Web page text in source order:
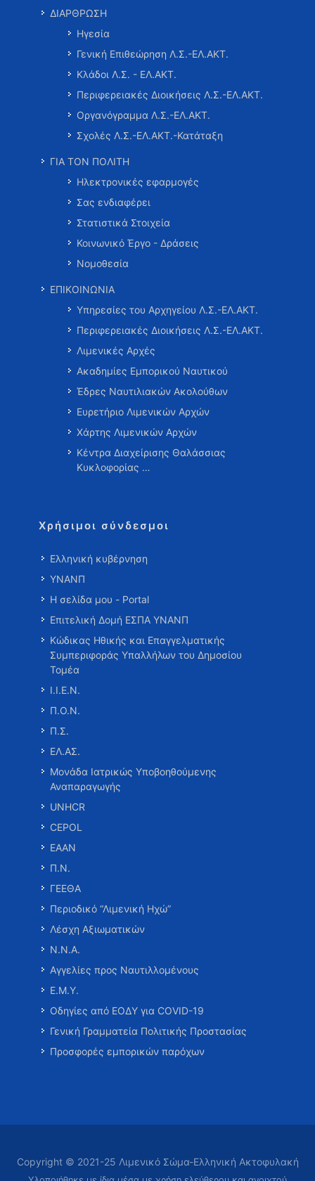
ΔΙΑΡΘΡΩΣΗ
Ηγεσία
Γενική Επιθεώρηση Λ.Σ.-ΕΛ.ΑΚΤ.
Κλάδοι Λ.Σ. - ΕΛ.ΑΚΤ.
Περιφερειακές Διοικήσεις Λ.Σ.-ΕΛ.ΑΚΤ.
Οργανόγραμμα Λ.Σ.-ΕΛ.ΑΚΤ.
Σχολές Λ.Σ.-ΕΛ.ΑΚΤ.-Κατάταξη
ΓΙΑ ΤΟΝ ΠΟΛΙΤΗ
Ηλεκτρονικές εφαρμογές
Σας ενδιαφέρει
Στατιστικά Στοιχεία
Κοινωνικό Έργο - Δράσεις
Νομοθεσία
ΕΠΙΚΟΙΝΩΝΙΑ
Υπηρεσίες του Αρχηγείου Λ.Σ.-ΕΛ.ΑΚΤ.
Περιφερειακές Διοικήσεις Λ.Σ.-ΕΛ.ΑΚΤ.
Λιμενικές Αρχές
Ακαδημίες Εμπορικού Ναυτικού
Έδρες Ναυτιλιακών Ακολούθων
Ευρετήριο Λιμενικών Αρχών
Χάρτης Λιμενικών Αρχών
Κέντρα Διαχείρισης Θαλάσσιας
Κυκλοφορίας …
Χρήσιμοι σύνδεσμοι
Ελληνική κυβέρνηση
ΥΝΑΝΠ
Η σελίδα μου - Portal
Επιτελική Δομή ΕΣΠΑ ΥΝΑΝΠ
Κώδικας Ηθικής και Επαγγελματικής
Συμπεριφοράς Υπαλλήλων του Δημοσίου
Τομέα
Ι.Ι.Ε.Ν.
Π.Ο.Ν.
Π.Σ.
ΕΛ.ΑΣ.
Μονάδα Ιατρικώς Υποβοηθούμενης
Αναπαραγωγής
UNHCR
CEPOL
ΕΑΑΝ
Π.Ν.
ΓΕΕΘΑ
Περιοδικό “Λιμενική Ηχώ”
Λέσχη Αξιωματικών
Ν.Ν.Α.
Αγγελίες προς Ναυτιλλομένους
Ε.Μ.Υ.
Οδηγίες από ΕΟΔΥ για COVID-19
Γενική Γραμματεία Πολιτικής Προστασίας
Προσφορές εμπορικών παρόχων
Copyright © 2021-25 Λιμενικό Σώμα-Ελληνική Ακτοφυλακή